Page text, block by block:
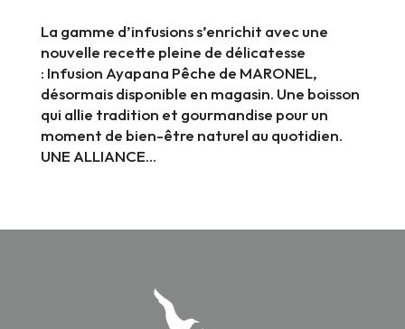
La gamme d’infusions s’enrichit avec une
nouvelle recette pleine de délicatesse
: Infusion Ayapana Pêche de MARONEL,
désormais disponible en magasin. Une boisson
qui allie tradition et gourmandise pour un
moment de bien-être naturel au quotidien.
UNE ALLIANCE...